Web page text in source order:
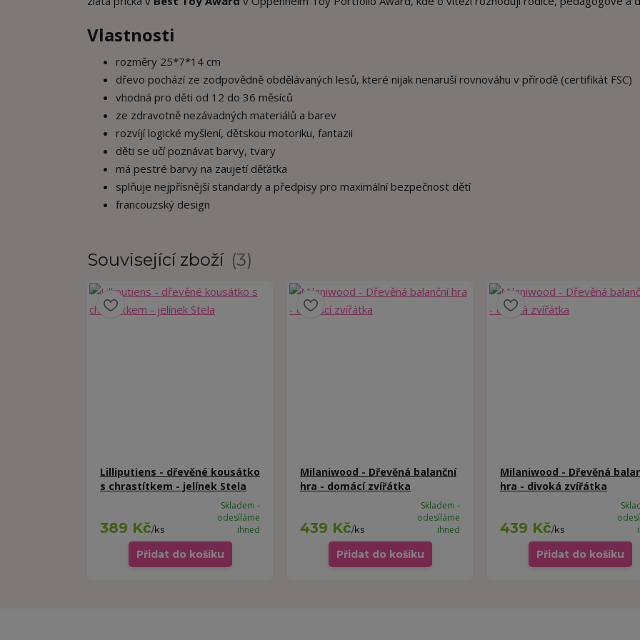
Vlastnosti
rozměry 25*7*14 cm
dřevo pochází ze zodpovědně obdělávaných lesů, které nijak nenaruší rovnováhu v přírodě (certifikát FSC)
vhodná pro děti od 12 do 36 měsíců
ze zdravotně nezávadných materiálů a barev
rozvíjí logické myšlení, dětskou motoriku, fantazii
děti se učí poznávat barvy, tvary
má pestré barvy na zaujetí děťátka
splňuje nejpřísnější standardy a předpisy pro maximální bezpečnost dětí
francouzský design
Související zboží 3
Lilliputiens - dřevěné kousátko
s chrastítkem - jelínek Stela
389 Kč/ks
Skladem -
odesíláme
ihned
Přidat do košíku
Milaniwood - Dřevěná balanční
hra - domácí zvířátka
439 Kč/ks
Skladem -
odesíláme
ihned
Přidat do košíku
Milaniwood - Dřevěná
hra - divoká zvířátka
439 Kč/ks
Přidat do košíku